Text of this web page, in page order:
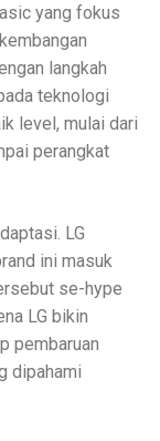
yang fokus
langkah
teknologi
level, mulai dari
perangkat
LG
ini masuk
se-hype
LG bikin
pembaruan
dipahami